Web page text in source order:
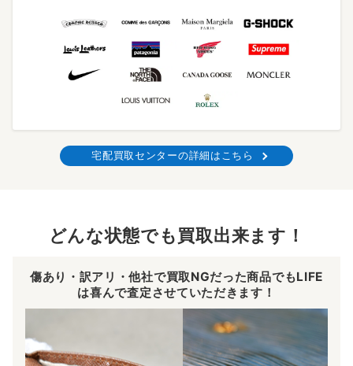
宅配買取センターの詳細はこちら
どんな状態でも買取出来ます！
傷あり・訳アリ・他社で買取NGだった商品でもLIFE
は喜んで査定させていただきます！